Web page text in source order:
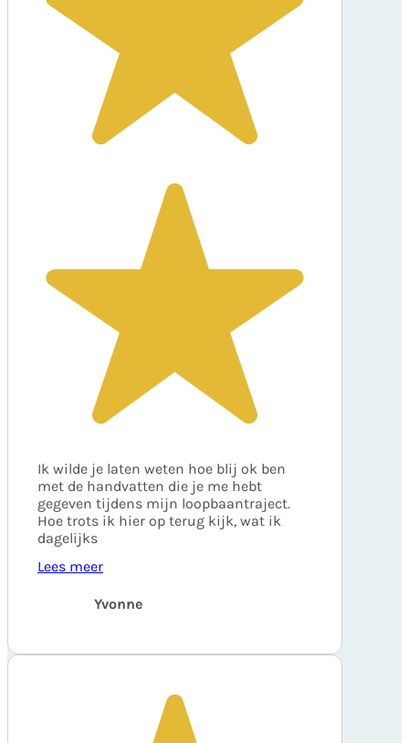
Ik wilde je laten weten hoe blij ok ben
met de handvatten die je me hebt
gegeven tijdens mijn loopbaantraject.
Hoe trots ik hier op terug kijk, wat ik
dagelijks
Lees meer
Yvonne